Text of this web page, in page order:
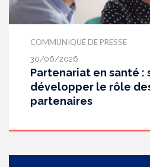
COMMUNIQUÉ DE PRESSE
30/06/2026
Partenariat en santé
développer le rôle
partenaires